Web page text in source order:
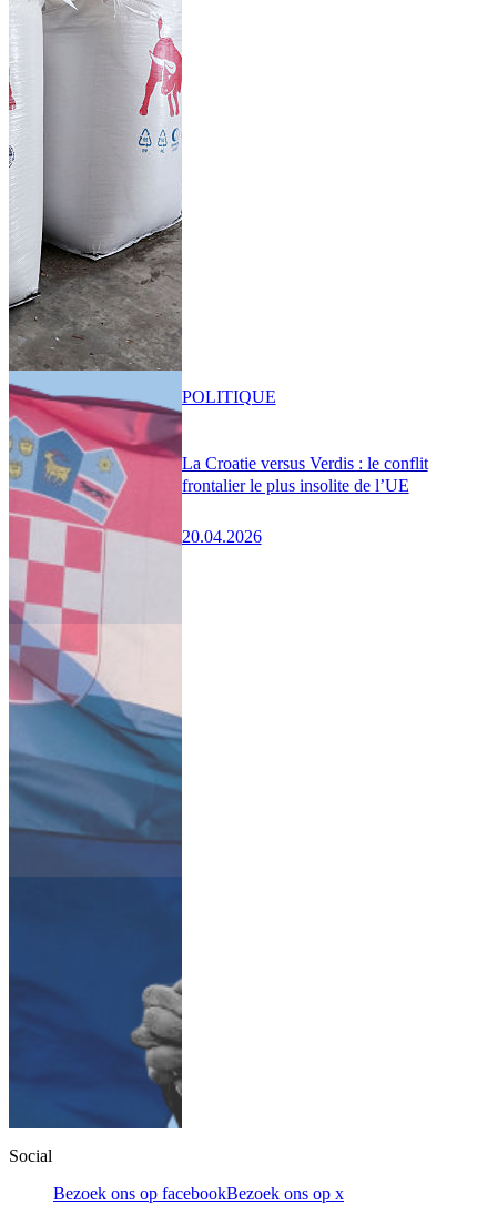
La Croatie versus Verdis : le conflit
frontalier le plus insolite de l’UE
20.04.2026
POLITIQUE
Social
Bezoek ons op facebookBezoek ons op x